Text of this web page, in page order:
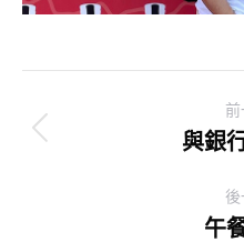
navigation
前
與銀
後
午